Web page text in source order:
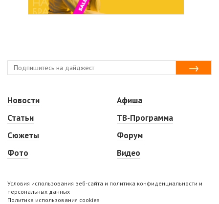
Новости
Статьи
Сюжеты
Фото
Афиша
ТВ-Программа
Форум
Видео
Условия использования веб-сайта и политика конфиденциальности и
персональных данных
Политика использования cookies